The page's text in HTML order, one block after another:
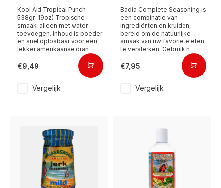
Kool Aid Tropical Punch
538gr (19oz) Tropische
smaak, alleen met water
toevoegen. Inhoud is poeder
en snel oplosbaar voor een
lekker amerikaanse dran
€9,49
Vergelijk
Badia Complete Seasoning is
een combinatie van
ingrediënten en kruiden,
bereid om de natuurlijke
smaak van uw favoriete eten
te versterken. Gebruik h
€7,95
Vergelijk